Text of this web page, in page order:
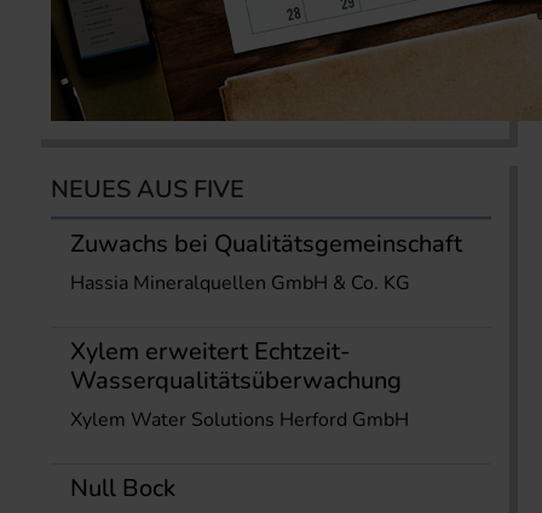
NEUES AUS FIVE
Zuwachs bei Qualitätsgemeinschaft
Hassia Mineralquellen GmbH & Co. KG
Xylem erweitert Echtzeit-
Wasserqualitätsüberwachung
Xylem Water Solutions Herford GmbH
Null Bock